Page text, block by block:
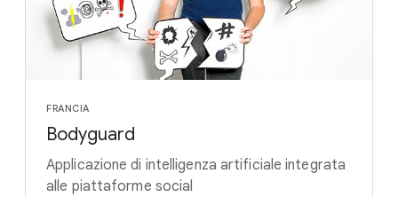
FRANCIA
Bodyguard
Applicazione di intelligenza artificiale integrata
alle piattaforme social